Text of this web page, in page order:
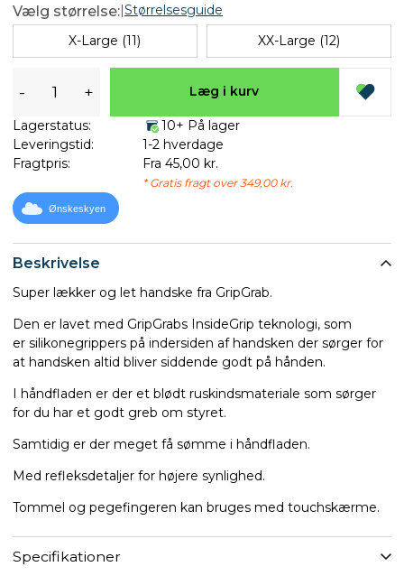
Beskrivelse
Super lækker og let handske fra GripGrab.
Den er lavet med GripGrabs InsideGrip teknologi, som
er silikonegrippers på indersiden af handsken der sørger for
at handsken altid bliver siddende godt på hånden.
I håndfladen er der et blødt ruskindsmateriale som sørger
for du har et godt greb om styret.
Samtidig er der meget få sømme i håndfladen.
Med refleksdetaljer for højere synlighed.
Tommel og pegefingeren kan bruges med touchskærme.
Specifikationer
Vælg størrelse:|Størrelsesguide
X-Large (11)
XX-Large (12)
- + Læg i kurv
Lagerstatus:
10+ På lager
Leveringstid:
1-2 hverdage
Fragtpris:
Fra 45,00 kr.
* Gratis fragt over 349,00 kr.
Ønskeskyen